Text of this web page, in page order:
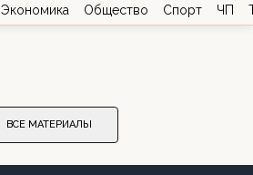
Экономика Общество Спорт ЧП
ВСЕ МАТЕРИАЛЫ